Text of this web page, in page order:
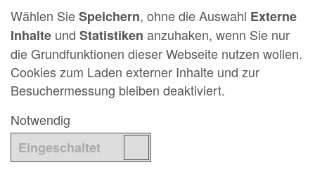
Wählen SieSpeichern, ohne die Auswahl Externe
Inhalte und Statistiken anzuhaken, wenn Sie nur
die Grundfunktionen dieser Webseite nutzen wollen.
Cookies zum Laden externer Inhalte und zur
Besuchermessung bleiben deaktiviert.
Notwendig